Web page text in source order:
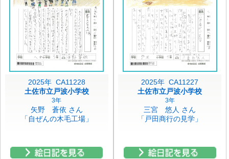
2025年 CA11228
土佐市立戸波小学校
3年
矢野 蒼依 さん
「自ぜんの木毛工場」
2025年 CA11227
土佐市立戸波小学校
3年
三宮 悠人 さん
「戸田商行の見学」